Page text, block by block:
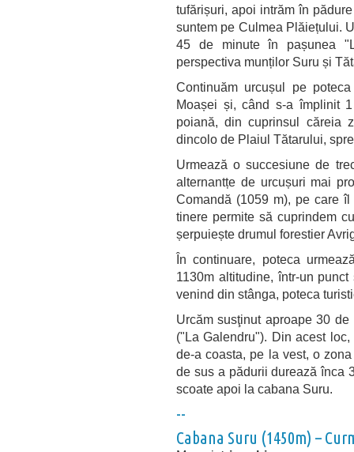
tufărișuri, apoi intrăm în
suntem pe Culmea Plăiețului.
45 de minute în pașunea
perspectiva munților Suru și
Continuăm urcușul pe
Moașei și, când s-a împlinit
poiană, din cuprinsul căreia
dincolo de Plaiul Tătarului,
Urmează o succesiune de
alternantțe de urcușuri mai
Comandă (1059 m), pe care
tinere permite să cuprindem
șerpuiește drumul forestier
În continuare, poteca
1130m altitudine, într-un
venind din stânga, poteca
Urcăm susţinut aproape 30
("La Galendru"). Din acest
de-a coasta, pe la vest, o
de sus a pădurii durează înca
scoate apoi la cabana Suru.
--
Cabana Suru (1450m) –